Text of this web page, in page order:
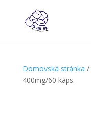
Domovská stránka /
400mg/60 kaps.